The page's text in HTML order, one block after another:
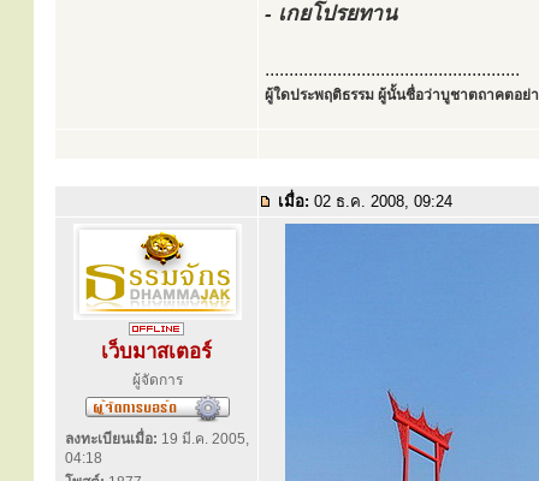
- เกยโปรยทาน
.....................................................
ผู้ใดประพฤติธรรม ผู้นั้นชื่อว่าบูชาตถาคตอย่า
เมื่อ: 02 ธ.ค. 2008, 09:24
เว็บมาสเตอร์
ผู้จัดการ
ลงทะเบียนเมื่อ: 19 มี.ค. 2005,
04:18